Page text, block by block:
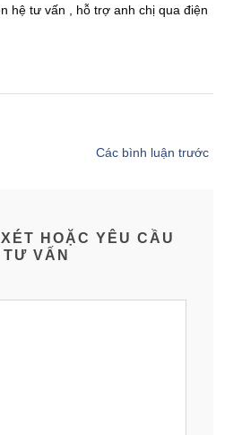
hệ tư vấn , hỗ trợ anh chị qua điện
Các bình luận trước
HOẶC YÊU CẦU
TƯ VẤN